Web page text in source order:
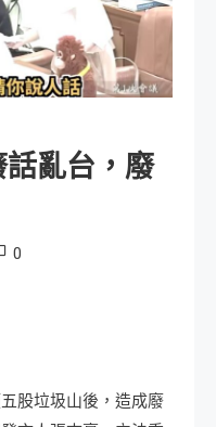
亂台，廢
0
股垃圾山後，造成廢